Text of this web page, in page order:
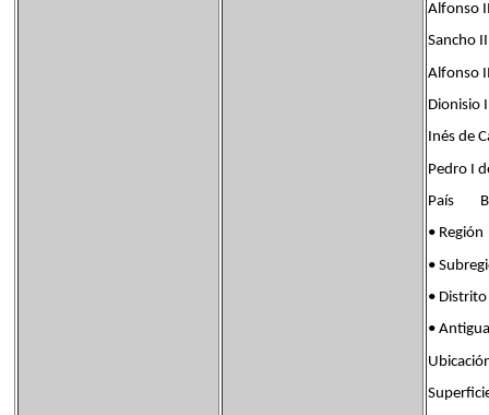
Alfonso
Sancho
Alfonso
Dionisio
Inés de
Pedro I
País
•
•
•
•